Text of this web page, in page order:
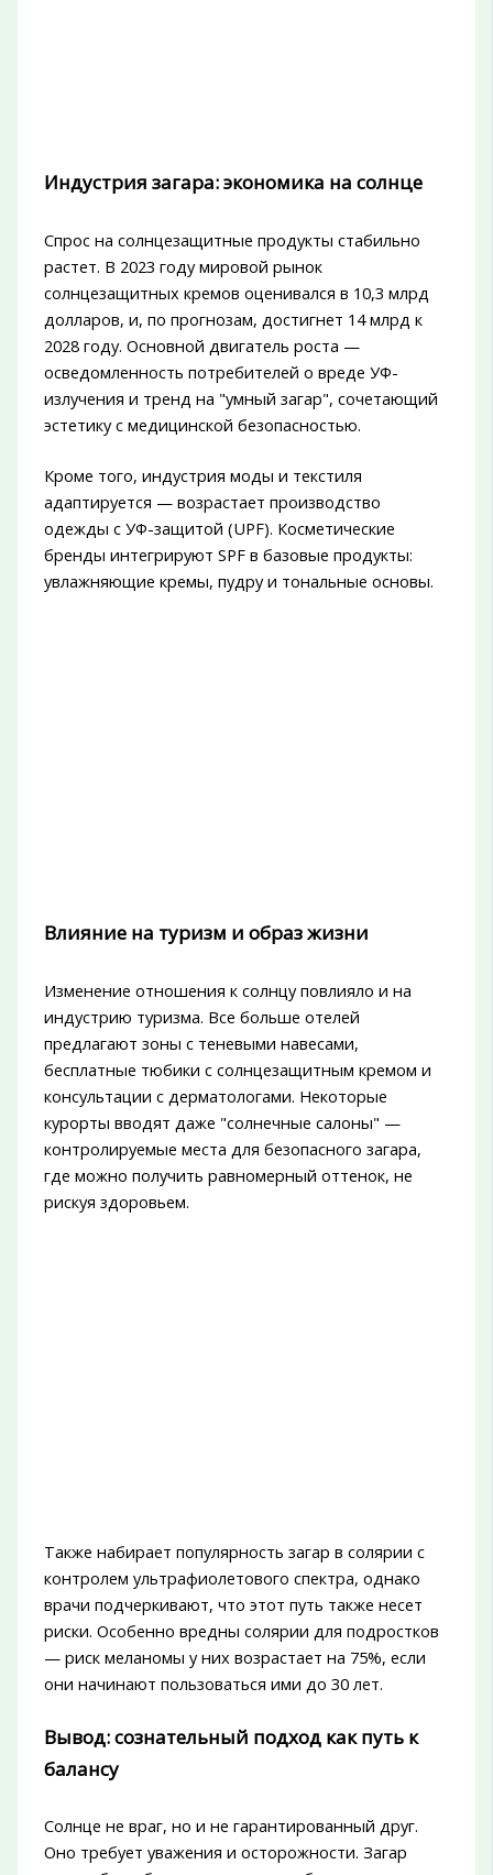
Индустрия загара: экономика на солнце
Спрос на солнцезащитные продукты стабильно
растет. В 2023 году мировой рынок
солнцезащитных кремов оценивался в 10,3 млрд
долларов, и, по прогнозам, достигнет 14 млрд к
2028 году. Основной двигатель роста —
осведомленность потребителей о вреде УФ-
излучения и тренд на "умный загар", сочетающий
эстетику с медицинской безопасностью.
Кроме того, индустрия моды и текстиля
адаптируется — возрастает производство
одежды с УФ-защитой (UPF). Косметические
бренды интегрируют SPF в базовые продукты:
увлажняющие кремы, пудру и тональные основы.
Влияние на туризм и образ жизни
Изменение отношения к солнцу повлияло и на
индустрию туризма. Все больше отелей
предлагают зоны с теневыми навесами,
бесплатные тюбики с солнцезащитным кремом и
консультации с дерматологами. Некоторые
курорты вводят даже "солнечные салоны" —
контролируемые места для безопасного загара,
где можно получить равномерный оттенок, не
рискуя здоровьем.
Также набирает популярность загар в солярии с
контролем ультрафиолетового спектра, однако
врачи подчеркивают, что этот путь также несет
риски. Особенно вредны солярии для подростков
— риск меланомы у них возрастает на 75%, если
они начинают пользоваться ими до 30 лет.
Вывод: сознательный подход как путь к
балансу
Солнце не враг, но и не гарантированный друг.
Оно требует уважения и осторожности. Загар